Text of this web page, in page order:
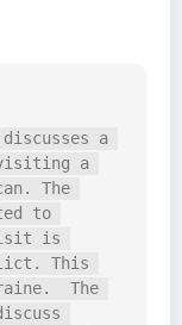
a
a
The
to
is
This
The